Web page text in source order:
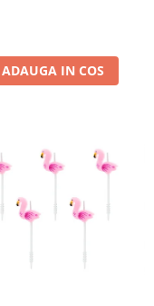
ADAUGA IN COS